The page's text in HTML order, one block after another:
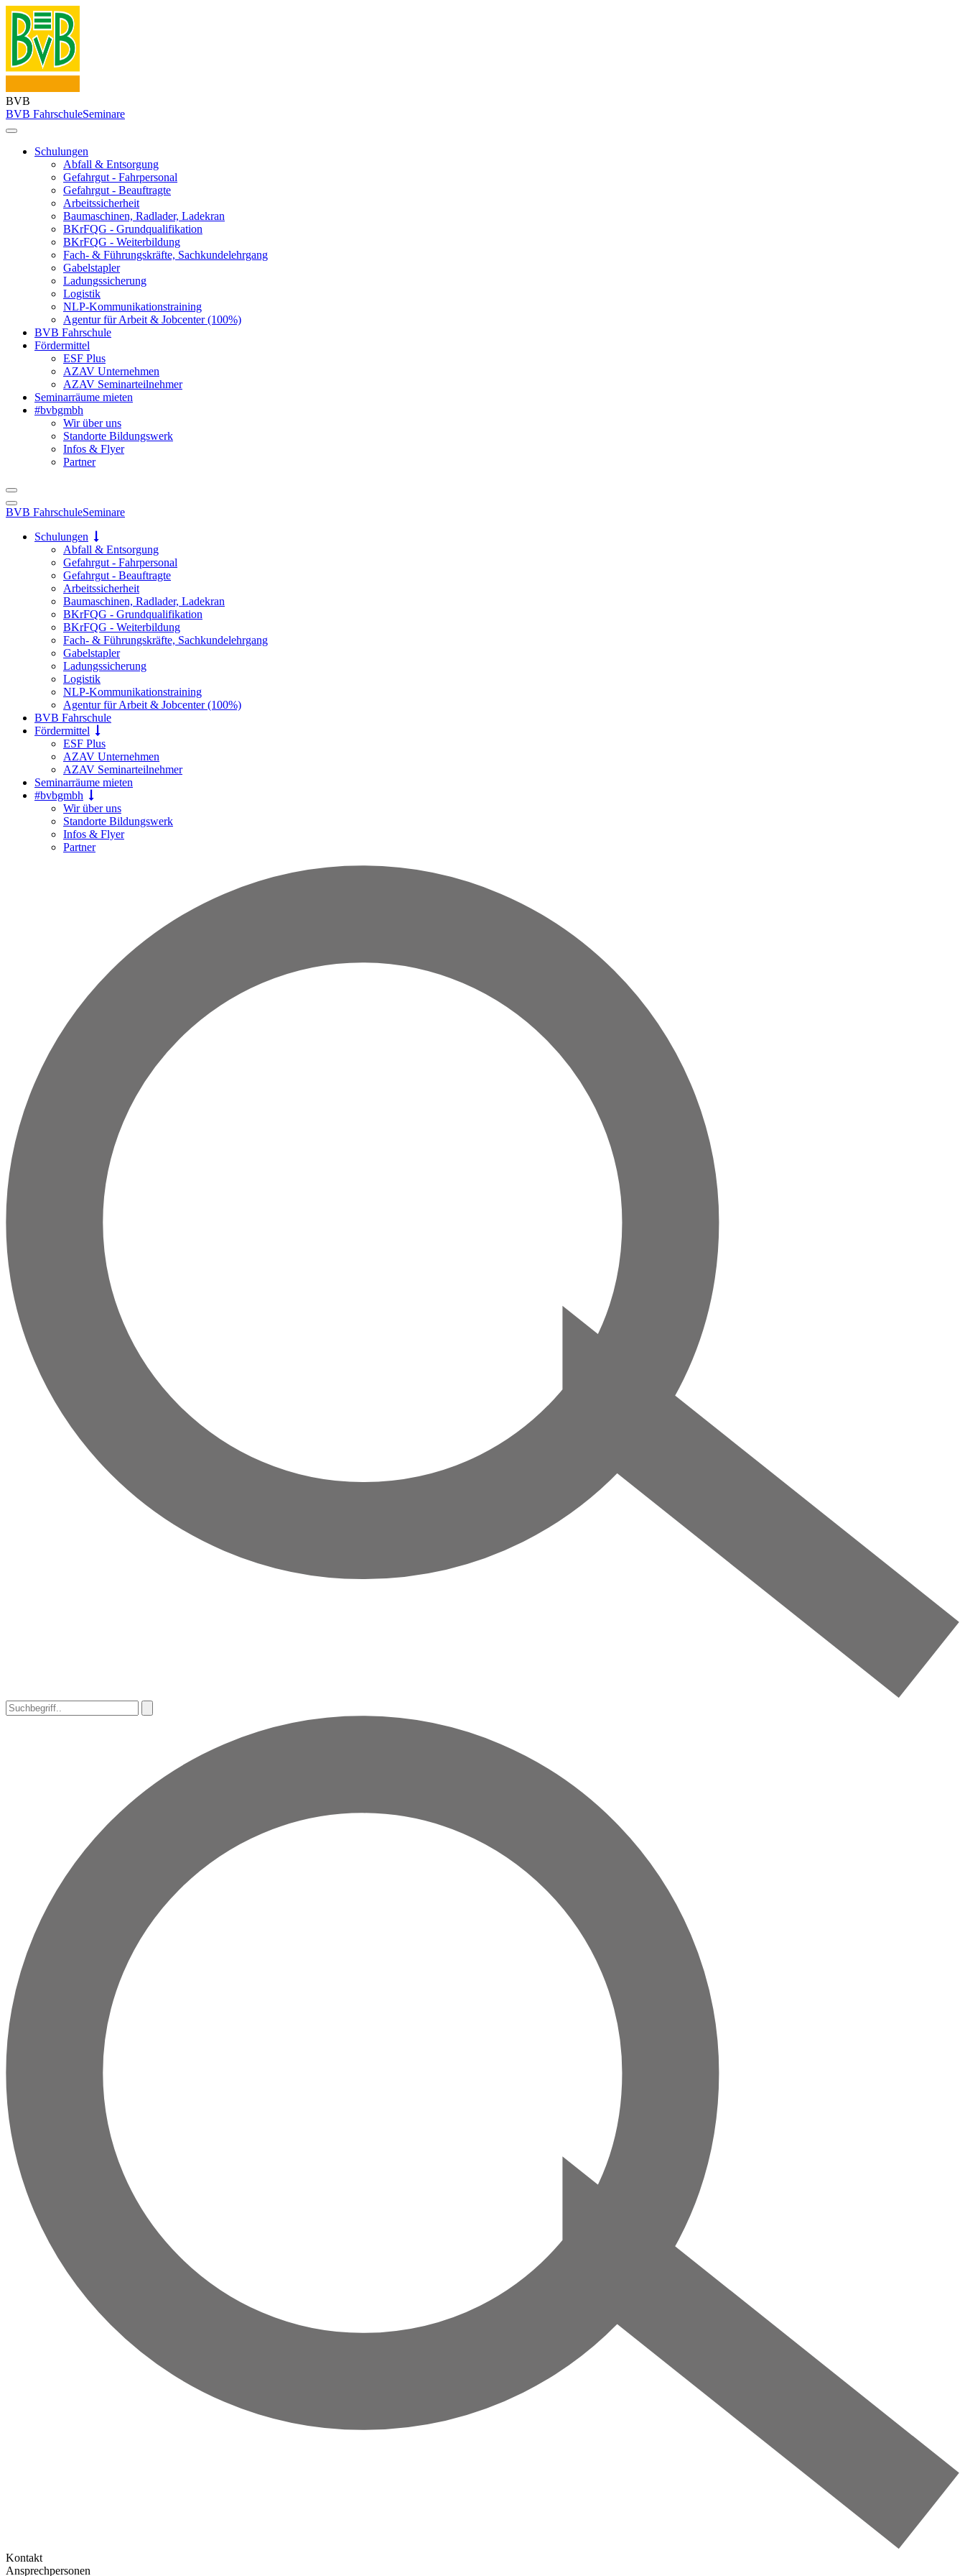
BVB
BVB FahrschuleSeminare
Schulungen
Abfall & Entsorgung
Gefahrgut - Fahrpersonal
Gefahrgut - Beauftragte
Arbeitssicherheit
Baumaschinen, Radlader, Ladekran
BKrFQG - Grundqualifikation
BKrFQG - Weiterbildung
Fach- & Führungskräfte, Sachkundelehrgang
Gabelstapler
Ladungssicherung
Logistik
NLP-Kommunikationstraining
Agentur für Arbeit & Jobcenter (100%)
BVB Fahrschule
Fördermittel
ESF Plus
AZAV Unternehmen
AZAV Seminarteilnehmer
Seminarräume mieten
#bvbgmbh
Wir über uns
Standorte Bildungswerk
Infos & Flyer
Partner
BVB FahrschuleSeminare
Schulungen
Abfall & Entsorgung
Gefahrgut - Fahrpersonal
Gefahrgut - Beauftragte
Arbeitssicherheit
Baumaschinen, Radlader, Ladekran
BKrFQG - Grundqualifikation
BKrFQG - Weiterbildung
Fach- & Führungskräfte, Sachkundelehrgang
Gabelstapler
Ladungssicherung
Logistik
NLP-Kommunikationstraining
Agentur für Arbeit & Jobcenter (100%)
BVB Fahrschule
Fördermittel
ESF Plus
AZAV Unternehmen
AZAV Seminarteilnehmer
Seminarräume mieten
#bvbgmbh
Wir über uns
Standorte Bildungswerk
Infos & Flyer
Partner
Kontakt
Ansprechpersonen